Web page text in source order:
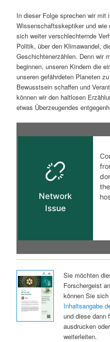
n
g
e
n
r
i
n
g
e
In dieser Folge sprechen wir mit
Wissenschaftsskeptiker und
sich weiter verschlechternde
Politik, über den Klimawandel,
Geschichtenerzählen. Denn wir
beginnen, unseren Kindern die
unseren gefährdeten Planeten
Bewusstsein schaffen und
können wir den haltlosen
etwas Überzeugendes
Sie möchten
Forschergeist
können Sie
Inhaltsangabe
und diese dann
ausdrucken
weiterleiten.